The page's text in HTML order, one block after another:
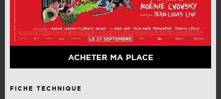
ACHETER MA PLACE
FICHE TECHNIQUE